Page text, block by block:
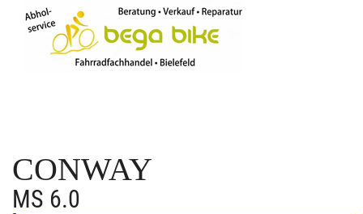
CONWAY
MS 6.0